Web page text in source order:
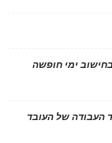
ימי חופשה
העבודה של העובד